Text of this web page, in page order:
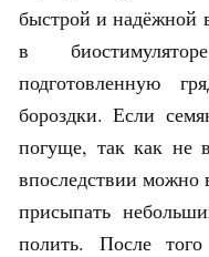
быстрой и надёжной
в
подготовленную
бороздки. Если
погуще, так как не
впоследствии можно
присыпать
полить. После